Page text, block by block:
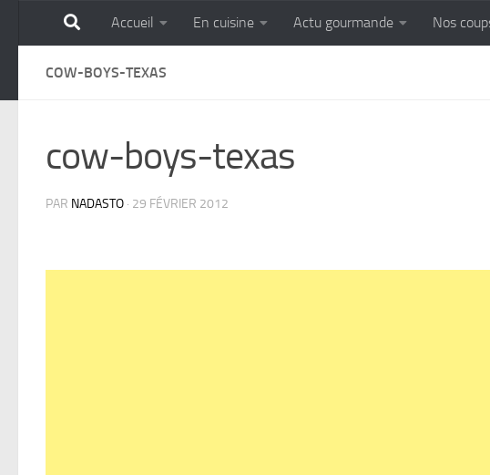
Skip to content
GOURMANDISE SANS
Accueil En cuisine Actu gourmande Nos
COW-BOYS-TEXAS
cow-boys-texas
PAR NADASTO · 29 FÉVRIER 2012